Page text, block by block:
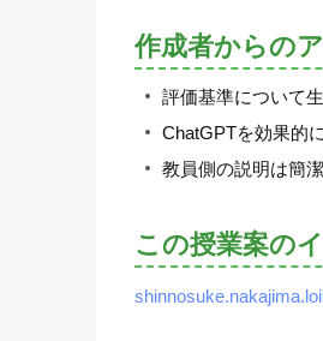
作成者からの
評価基準について
ChatGPTを効果的
教員側の説明は簡
この授業案の